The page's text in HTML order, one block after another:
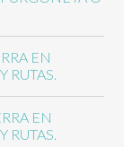
EN
RUTAS.
EN
RUTAS.